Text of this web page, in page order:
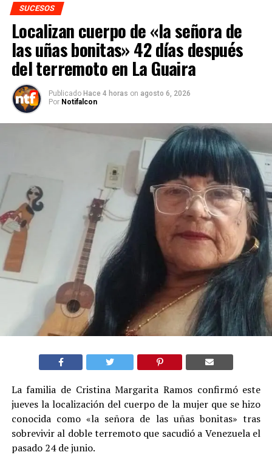
SUCESOS
Localizan cuerpo de «la señora de
las uñas bonitas» 42 días después
del terremoto en La Guaira
Publicado Hace 4 horas on agosto 6, 2026
Por Notifalcon
La familia de Cristina Margarita Ramos confirmó este
jueves la localización del cuerpo de la mujer que se hizo
conocida como «la señora de las uñas bonitas» tras
sobrevivir al doble terremoto que sacudió a Venezuela el
pasado 24 de junio.